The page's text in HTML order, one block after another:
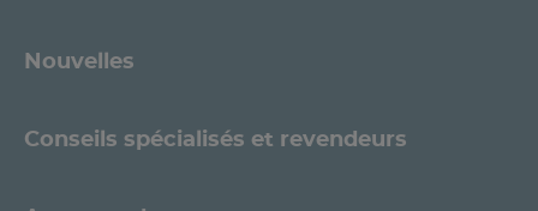
Nouvelles
Conseils spécialisés et revendeurs